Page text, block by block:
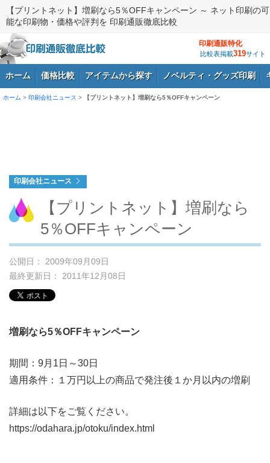
【プリントネット】増刷なら5％OFFキャンペーン ～ ネット印刷の可
能な印刷物・価格や評判を 印刷通販徹底比較
印刷通販特化
比較表掲載319サイト
ホーム 価格比較 アイテムから探す ノベルティ・グッズ印刷
ホーム > 印刷会社ニュース > 【プリントネット】増刷なら5％OFFキャンペーン
印刷会社ニュース
【プリントネット】増刷なら
5％OFFキャンペーン
公開日： 2009年09月09日
最終更新日： 2011年12月08日
増刷なら5％OFFキャンペーン
期間：9月1日～30日
適用条件：１万円以上の商品で発注後１か月以内の増刷
詳細は以下をご覧ください。
https://odahara.jp/otoku/index.html